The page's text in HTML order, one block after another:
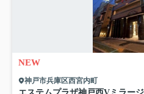
NEW
神戸市兵庫区西宮内町